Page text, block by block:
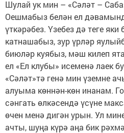
Шулай ук мин – «Сәләт –
Оешмабыз белән ел
үткәрәбез. Үзебез дә теге яки
катнашабыз, зур үрләр
биюләр куябыз, мәш килеп
ел «Ел клубы» исеменә лаек
«Сәләт»тә генә мин үземне
алуыма көннән-көн инанам.
сәнгать өлкәсендә үсүне
өчен менә дигән урын. Ул
ачты, шуңа күрә аңа бик